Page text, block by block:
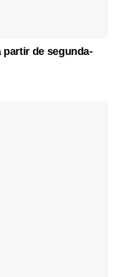
partir de segunda-